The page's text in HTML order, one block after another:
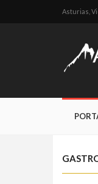
Asturias,